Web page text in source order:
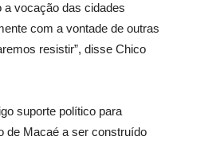
vocação das cidades
com a vontade de outras
resistir”, disse Chico
suporte político para
de Macaé a ser construído